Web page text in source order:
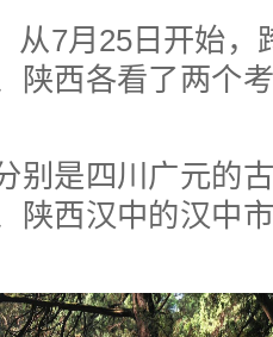
7月25日开始，
陕西各看了两个
是四川广元的古
陕西汉中的汉中